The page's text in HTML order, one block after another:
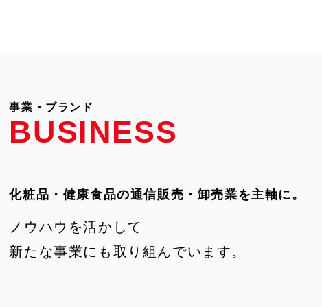
事業・ブランド
BUSINESS
化粧品・健康食品の通信販売・卸売業を主軸に。
ノウハウを活かして
新たな事業にも取り組んでいます。